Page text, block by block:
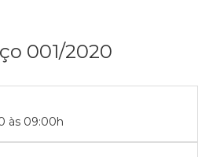
001/2020
às 09:00h